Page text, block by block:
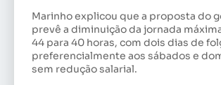
Marinho explicou que a proposta do
prevê a diminuição da jornada
44 para 40 horas, com dois dias de
preferencialmente aos sábados e
sem redução salarial.